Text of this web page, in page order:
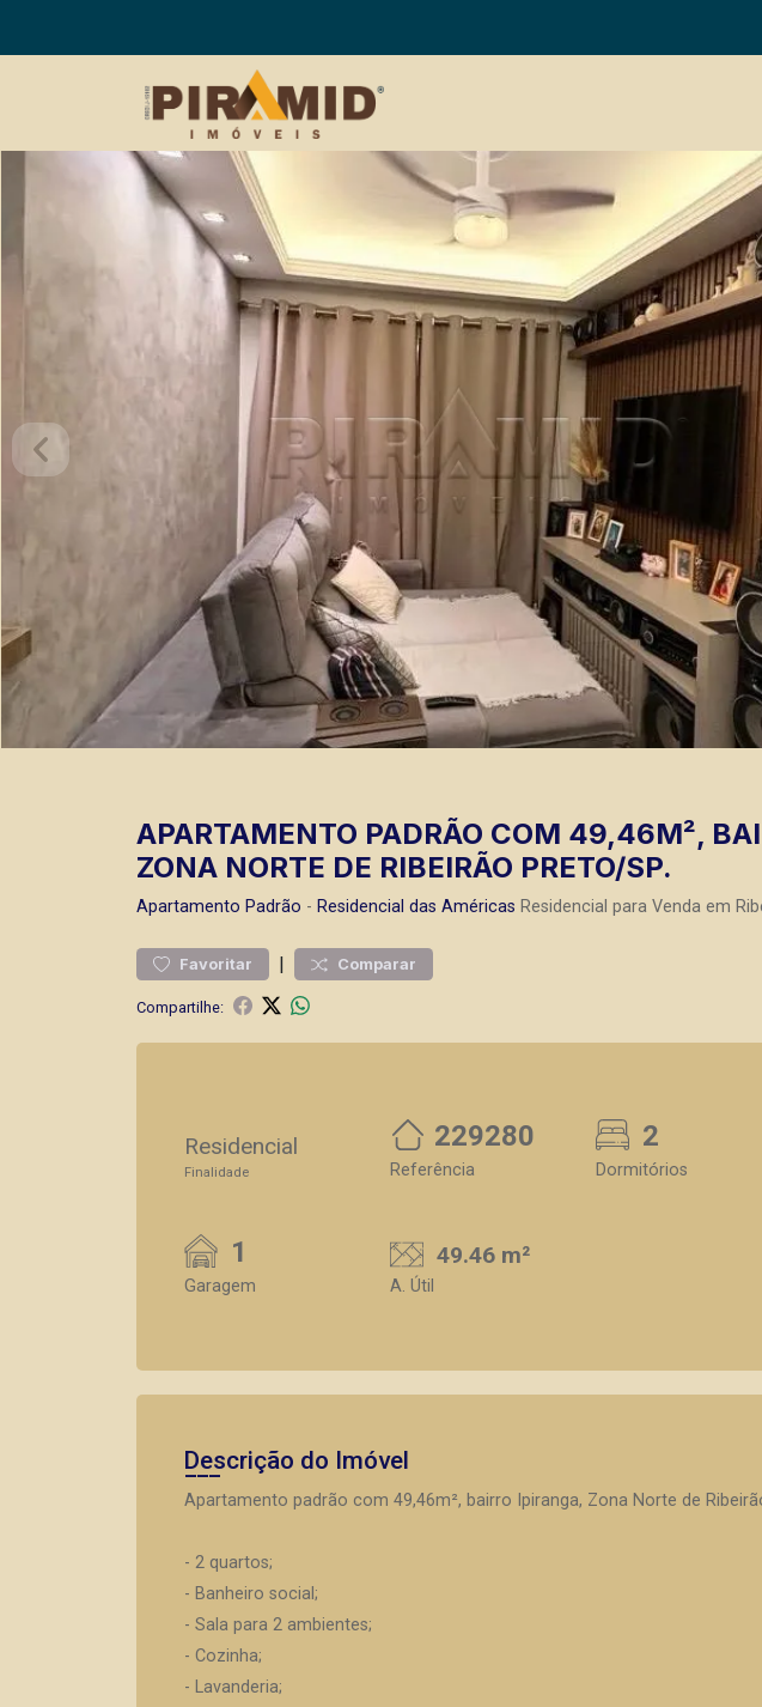
APARTAMENTO PADRÃO COM 49,46M²,
ZONA NORTE DE RIBEIRÃO PRETO/SP.
Apartamento Padrão - Residencial das Américas Residencial para Venda em
Favoritar | Comparar
Compartilhe:
Residencial
Finalidade
229280
Referência
2
Dormitórios
1
Garagem
49.46 m²
A. Útil
Descrição do Imóvel
Apartamento padrão com 49,46m², bairro Ipiranga, Zona Norte de
- 2 quartos;
- Banheiro social;
- Sala para 2 ambientes;
- Cozinha;
- Lavanderia;